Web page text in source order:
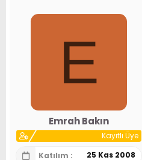
E
Emrah Bakın
Kayıtlı Üye
Katılım
25 Kas 2008